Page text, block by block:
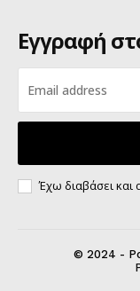
Εγγραφή
Έχω διαβάσει και
© 2024 -